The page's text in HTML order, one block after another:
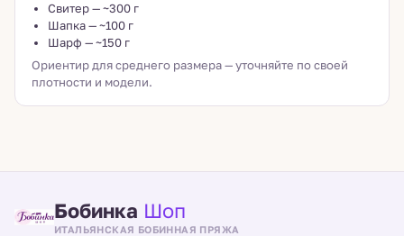
Свитер — ~300 г
Шапка — ~100 г
Шарф — ~150 г
Ориентир для среднего размера — уточняйте по своей
плотности и модели.
Бобинка Шоп
ИТАЛЬЯНСКАЯ БОБИННАЯ ПРЯЖА